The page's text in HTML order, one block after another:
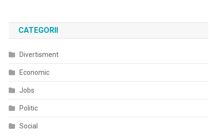
CATEGORII
Divertisment
Economic
Jobs
Politic
Social